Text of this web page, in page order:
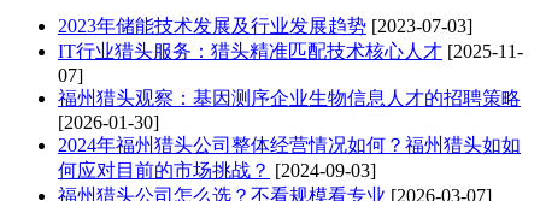
2023年储能技术发展及行业发展趋势 [2023-07-03]
IT行业猎头服务：猎头精准匹配技术核心人才 [2025-11-
07]
福州猎头观察：基因测序企业生物信息人才的招聘策略
[2026-01-30]
2024年福州猎头公司整体经营情况如何？福州猎头如如
何应对目前的市场挑战？ [2024-09-03]
福州猎头公司怎么选？不看规模看专业 [2026-03-07]